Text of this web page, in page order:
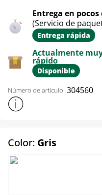
Entrega en
(Servicio de
Entrega rápida
Actualmente
rápido
Disponible
Número de artículo: 304560
Mostrar más información
Color: Grisselect